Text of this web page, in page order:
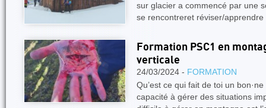
sur glacier a commencé par une
se rencontreret réviser/
Formation PSC1 en
verticale
24/03/2024 - FORMATION
Qu’est ce qui fait de toi un
capacité à gérer des situations